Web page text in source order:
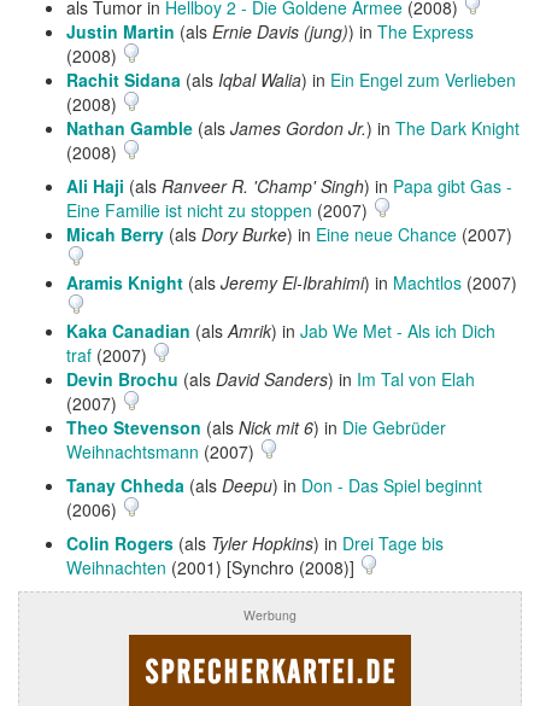
als Tumor in Hellboy 2 - Die Goldene Armee (2008)
Justin Martin (als Ernie Davis (jung)) in The Express
(2008)
Rachit Sidana (als Iqbal Walia) in Ein Engel zum Verlieben
(2008)
Nathan Gamble (als James Gordon Jr.) in The Dark Knight
(2008)
Ali Haji (als Ranveer R. 'Champ' Singh) in Papa gibt Gas -
Eine Familie ist nicht zu stoppen (2007)
Micah Berry (als Dory Burke) in Eine neue Chance (2007)
Aramis Knight (als Jeremy El-Ibrahimi) in Machtlos (2007)
Kaka Canadian (alsAmrik) in Jab We Met - Als ich Dich
traf (2007)
Devin Brochu (als David Sanders) in Im Tal von Elah
(2007)
Theo Stevenson (als Nick mit 6) in Die Gebrüder
Weihnachtsmann (2007)
Tanay Chheda (als Deepu) in Don - Das Spiel beginnt
(2006)
Colin Rogers (als Tyler Hopkins) in Drei Tage bis
Weihnachten (2001) [Synchro (2008)]
Werbung